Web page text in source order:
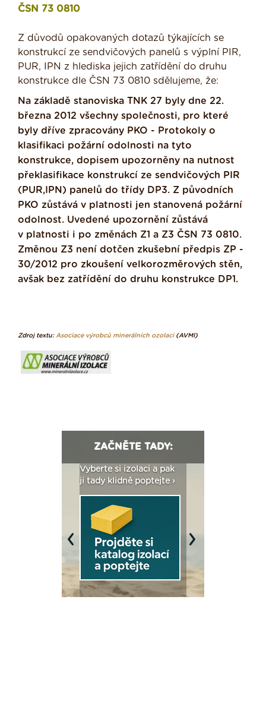
ČSN 73 0810
Z důvodů opakovaných dotazů týkajících se
konstrukcí ze sendvičových panelů s výplní PIR,
PUR, IPN z hlediska jejich zatřídění do druhu
konstrukce dle ČSN 73 0810 sdělujeme, že:
Na základě stanoviska TNK 27 byly dne 22.
března 2012 všechny společnosti, pro které
byly dříve zpracovány PKO - Protokoly o
klasifikaci požární odolnosti na tyto
konstrukce, dopisem upozorněny na nutnost
překlasifikace konstrukcí ze sendvičových PIR
(PUR,IPN) panelů do třídy DP3. Z původních
PKO zůstává v platnosti jen stanovená požární
odolnost. Uvedené upozornění zůstává
v platnosti i po změnách Z1 a Z3 ČSN 73 0810.
Změnou Z3 není dotčen zkušební předpis ZP -
30/2012 pro zkoušení velkorozměrových stěn,
avšak bez zatřídění do druhu konstrukce DP1.
Zdroj textu:Asociace výrobců minerálních ozolaci(AVMI)
ZAČNĚTE TADY:
Vyberte si izolaci a pak
ji tady klidně poptejte ›
Previous Next